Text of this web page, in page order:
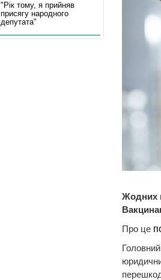
Жодних
Про це
"Рік тому, я прийняв
присягу народного
депутата"